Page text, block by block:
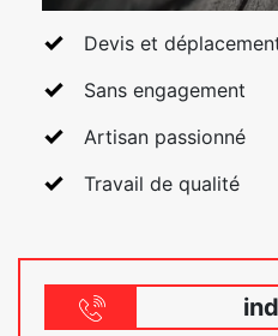
Devis et
Sans engagement
Artisan passionné
Travail de qualité